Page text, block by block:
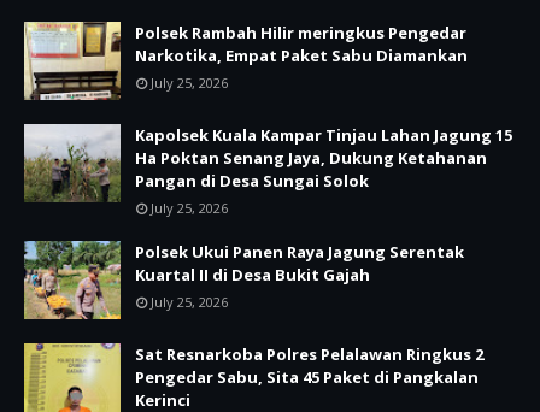
Polsek Rambah Hilir meringkus Pengedar
Narkotika, Empat Paket Sabu Diamankan
July 25, 2026
Kapolsek Kuala Kampar Tinjau Lahan Jagung 15
Ha Poktan Senang Jaya, Dukung Ketahanan
Pangan di Desa Sungai Solok
July 25, 2026
Polsek Ukui Panen Raya Jagung Serentak
Kuartal II di Desa Bukit Gajah
July 25, 2026
Sat Resnarkoba Polres Pelalawan Ringkus 2
Pengedar Sabu, Sita 45 Paket di Pangkalan
Kerinci